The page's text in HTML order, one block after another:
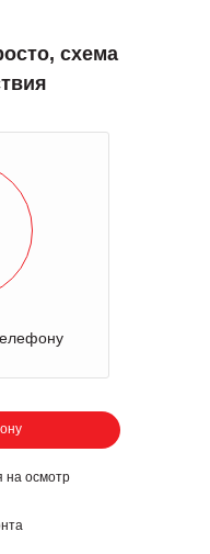
схема
на осмотр